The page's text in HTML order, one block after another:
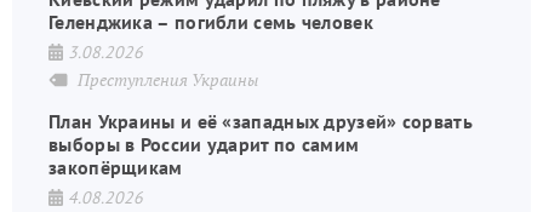
Геленджика – погибли семь человек
3.08.2026
Преступления Украины
План Украины и её «западных друзей» сорвать
выборы в России ударит по самим
закопёрщикам
4.08.2026